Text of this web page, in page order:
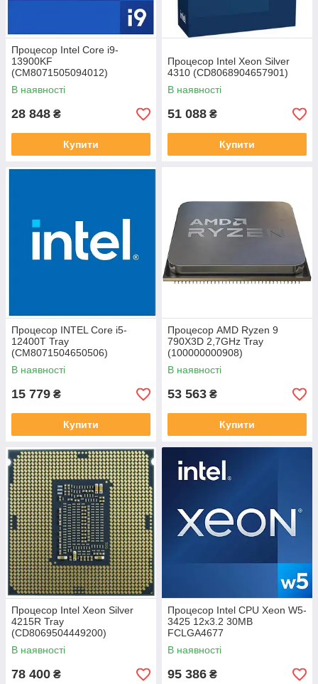
Процесор Intel Core i9-
13900KF
(CM8071505094012)
В наявності
28 848 ₴
Купити
Процесор Intel Xeon Silver
4310 (CD8068904657901)
В наявності
51 088 ₴
Купити
Процесор INTEL Core i5-
12400T Tray
(CM8071504650506)
В наявності
15 779 ₴
Купити
Процесор AMD Ryzen 9
790X3D 2,7GHz Tray
(100000000908)
В наявності
53 563 ₴
Купити
Процесор Intel Xeon Silver
4215R Tray
(CD8069504449200)
В наявності
78 400 ₴
Процесор Intel CPU Xeon W5-
3425 12x3.2 30MB
FCLGA4677
(PK8071305082100)
В наявності
95 386 ₴